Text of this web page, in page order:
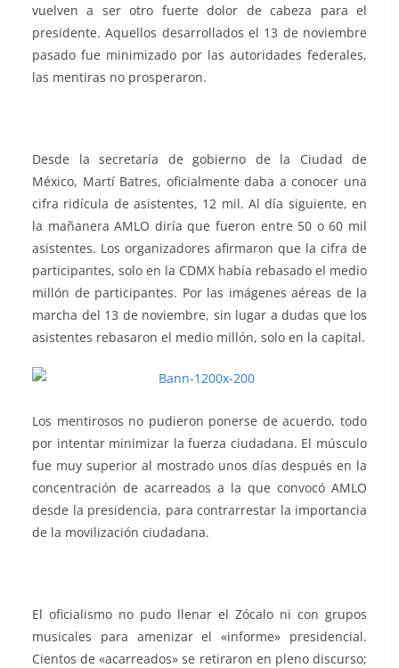
vuelven a ser otro fuerte dolor de cabeza para el
presidente. Aquellos desarrollados el 13 de noviembre
pasado fue minimizado por las autoridades federales,
las mentiras no prosperaron.
Desde la secretaría de gobierno de la Ciudad de
México, Martí Batres, oficialmente daba a conocer una
cifra ridícula de asistentes, 12 mil. Al día siguiente, en
la mañanera AMLO diría que fueron entre 50 o 60 mil
asistentes. Los organizadores afirmaron que la cifra de
participantes, solo en la CDMX había rebasado el medio
millón de participantes. Por las imágenes aéreas de la
marcha del 13 de noviembre, sin lugar a dudas que los
asistentes rebasaron el medio millón, solo en la capital.
Los mentirosos no pudieron ponerse de acuerdo, todo
por intentar minimizar la fuerza ciudadana. El músculo
fue muy superior al mostrado unos días después en la
concentración de acarreados a la que convocó AMLO
desde la presidencia, para contrarrestar la importancia
de la movilización ciudadana.
El oficialismo no pudo llenar el Zócalo ni con grupos
musicales para amenizar el «informe» presidencial.
Cientos de «acarreados» se retiraron en pleno discurso;